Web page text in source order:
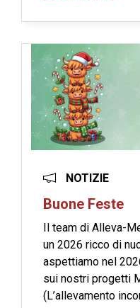
NOTIZIE
Buone Feste
Il team di Alleva-
un 2026 ricco di
aspettiamo nel
sui nostri progetti
(L’allevamento